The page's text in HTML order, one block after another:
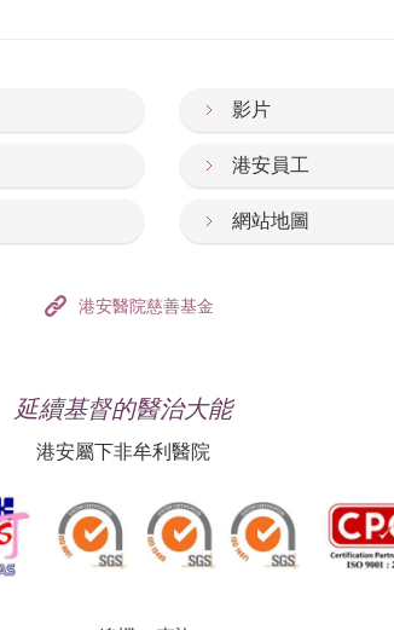
影片
港安員工
網站地圖
港安醫院慈善基金
延續基督的醫治大能
港安屬下非牟利醫院